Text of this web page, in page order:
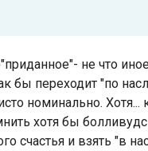
не что
бы переходит "по
номинально.
хотя бы
счастья и взять "в